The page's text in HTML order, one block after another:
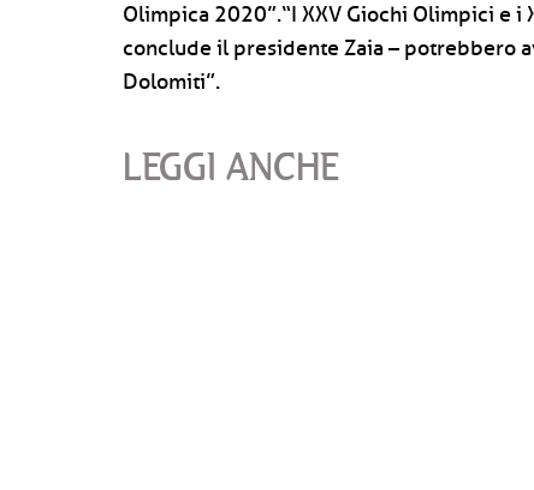
Olimpica 2020”.“I XXV Giochi Olimpici e
conclude il presidente Zaia – potrebbero
Dolomiti”.
LEGGI ANCHE